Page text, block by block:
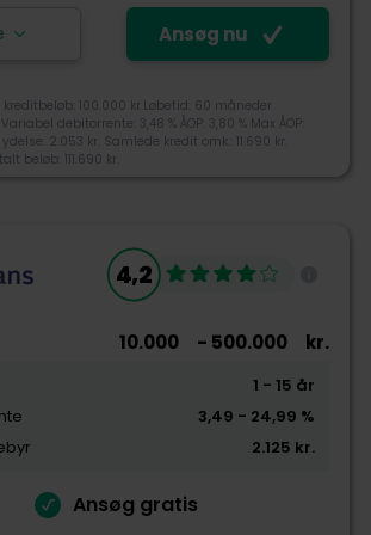
i 2016 af tre fynske
platform, hvor du med
modtage tilbud fra op til 15 banker
Vej 16, ST, 2500 Valby
Ansøg nu
100.000 kr.Løbetid: 60 måneder
debitorrente: 3,48 % ÅOP: 3,80 % Max ÅOP:
2.053 kr. Samlede kredit omk.: 11.690 kr.
beløb: 111.690 kr.
4,5
4,2
10.000 - 500.000 kr.
1 - 15 år
3,49 - 24,99 %
2.125 kr.
Ansøg gratis